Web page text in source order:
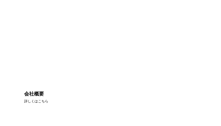
詳しくはこちら
会社概要